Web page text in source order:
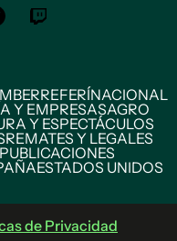
REFERÍNACIONAL
Y EMPRESASAGRO
Y ESPECTÁCULOS
REMATES Y LEGALES
PUBLICACIONES
ESTADOS UNIDOS
de Privacidad